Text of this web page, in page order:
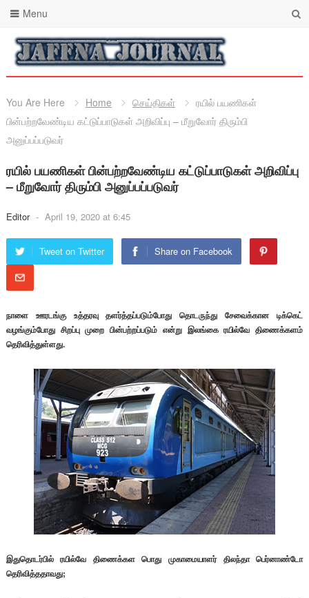
Menu
You Are Here Home செய்திகள்
ரயில் பயணிகள்
பின்பற்றவேண்டிய கட்டுப்பாடுகள் அறிவிப்பு – மீறுவோர் திரும்பி
அனுப்பப்படுவர்
ரயில் பயணிகள் பின்பற்றவேண்டிய கட்டுப்பாடுகள் அறிவிப்பு
– மீறுவோர் திரும்பி அனுப்பப்படுவர்
Editor - April 19, 2020 at 6:45
Tweet on Twitter Share on Facebook
நாளை ஊரடங்கு உத்தரவு தளர்த்தப்படும்போது தொடருந்து சேவைக்கான டிக்கெட்
வழங்கும்போது சிறப்பு முறை பின்பற்றப்படும் என்று இலங்கை ரயில்வே திணைக்களம்
தெரிவித்துள்ளது.
இதுதொடர்பில் ரயில்வே திணைக்கள பொது முகாமையாளர் திலந்தா பெர்னாண்டோ
தெரிவித்ததாவது;